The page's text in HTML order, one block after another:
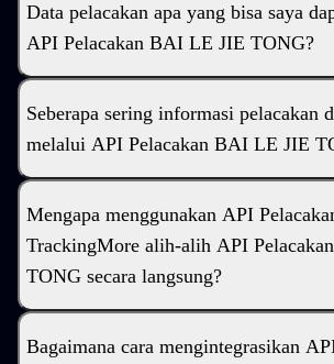
Data pelacakan apa yang bisa saya
API Pelacakan BAI LE JIE TONG?
Seberapa sering informasi pelacakan
melalui API Pelacakan BAI LE JIE
Mengapa menggunakan API
TrackingMore alih-alih API
TONG secara langsung?
Bagaimana cara mengintegrasikan